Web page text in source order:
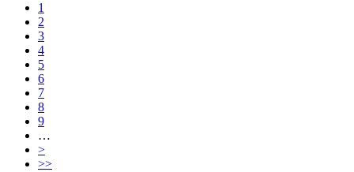
1
2
3
4
5
6
7
8
9
…
>
>>